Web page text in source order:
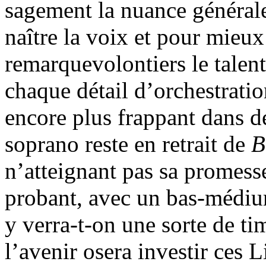
sagement la nuance
naître la voix et pour
remarquevolontiers le
chaque détail
encore plus frappant dans
soprano reste en retrait de
n’atteignant pas sa
probant, avec un bas-
y verra-t-on une sorte de
l’avenir osera investir ces